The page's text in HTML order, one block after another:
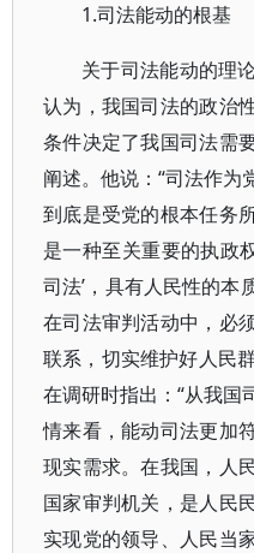
1.司法能动的根基
关于司法能动的理
认为，我国司法的政治
条件决定了我国司法需
阐述。他说：“司法作为
到底是受党的根本任务
是一种至关重要的执政
司法’，具有人民性的本
在司法审判活动中，必
联系，切实维护好人民
在调研时指出：“从我国
情来看，能动司法更加
现实需求。在我国，人
国家审判机关，是人民
实现党的领导、人民当